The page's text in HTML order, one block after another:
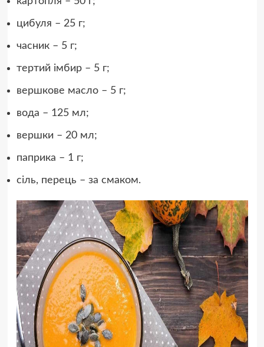
цибуля – 25 г;
часник – 5 г;
тертий імбир – 5 г;
вершкове масло – 5 г;
вода – 125 мл;
вершки – 20 мл;
паприка – 1 г;
сіль, перець – за смаком.